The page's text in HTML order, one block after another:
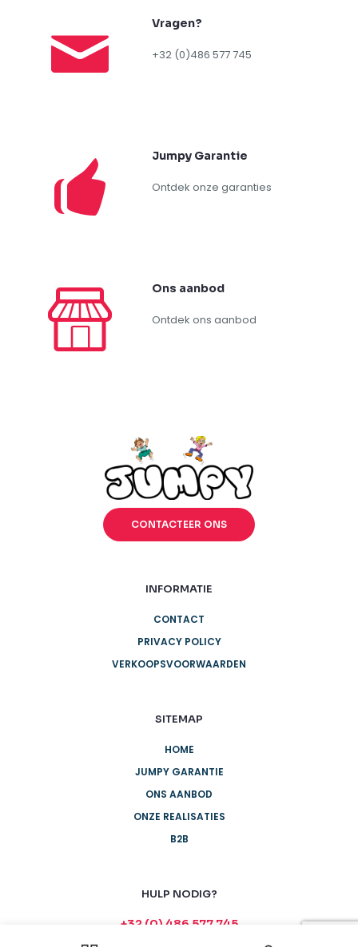
Vragen?
+32 (0)486 577 745
Jumpy Garantie
Ontdek onze garanties
Ons aanbod
Ontdek ons aanbod
CONTACTEER ONS
INFORMATIE
CONTACT
PRIVACY POLICY
VERKOOPSVOORWAARDEN
SITEMAP
HOME
JUMPY GARANTIE
ONS AANBOD
ONZE REALISATIES
B2B
HULP NODIG?
+32 (0) 486 577 745